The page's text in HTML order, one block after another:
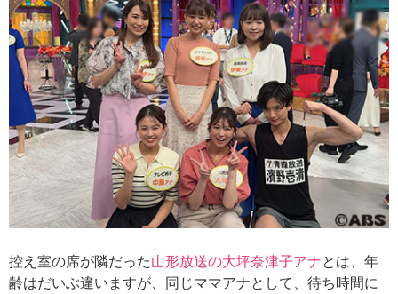
控え室の席が隣だった山形放送の大坪奈津子アナとは、年
齢はだいぶ違いますが、同じママアナとして、待ち時間に